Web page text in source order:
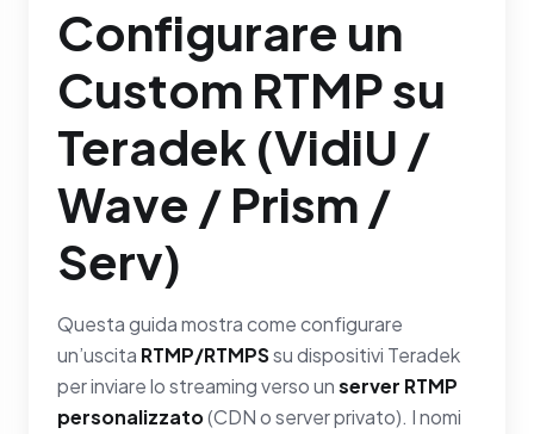
Configurare un
Custom RTMP su
Teradek (VidiU /
Wave / Prism /
Serv)
Questa guida mostra come configurare
un’uscita RTMP/RTMPSsu dispositivi Teradek
per inviare lo streaming verso unserver RTMP
personalizzato(CDN o server privato). I nomi